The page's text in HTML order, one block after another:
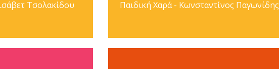
Τσολακίδου Παιδική Χαρά - Κωνσταντίνος Παγωνίδης